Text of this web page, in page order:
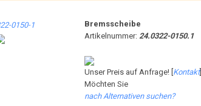
Bremsscheibe
Artikelnummer:24.0322-0150.1
Unser Preis auf Anfrage! [ Kontakt]
Möchten Sie
nach Alternativen suchen?